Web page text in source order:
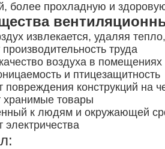
более прохладную и
извлекается, удаляя
труда
воздуха в помещениях
и птицезащитность
повреждения конструкций на
товары
к людям и окружающей
электричества